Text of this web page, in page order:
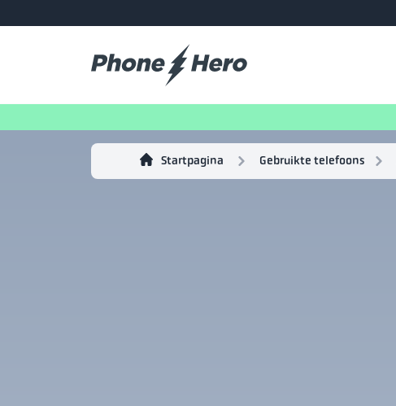
Startpagina Gebruikte telefoons